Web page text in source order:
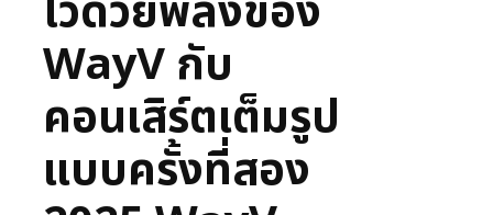
ไว้ด้วยพลังของ
WayV กับ
คอนเสิร์ตเต็มรูป
แบบครั้งที่สอง